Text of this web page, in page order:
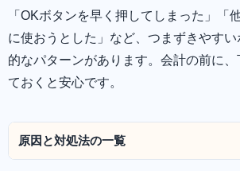
「OKボタンを早く押してしまった」「
に使おうとした」など、つまずきやす
的なパターンがあります。会計の前に
ておくと安心です。
原因と対処法の一覧